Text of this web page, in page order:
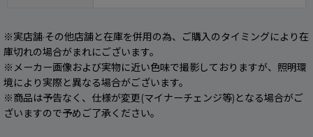
※実店舗·その他店舗と在庫を併用の為、ご購入のタイミングにより在
庫切れの場合がまれにございます。
※メーカー画像および実物に近い色味で撮影しておりますが、照明環
境により実際と異なる場合がございます。
※商品は予告なく、仕様が変更(マイナーチェンジ等)となる場合がご
ざいますので予めご了承ください。